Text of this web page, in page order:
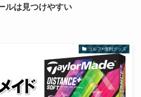
ルは見つけやすい
ゴルフ×便利グッズ